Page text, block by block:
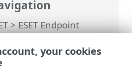
>ESET Endpoint
d'ESET Endpoint
assistance> Soumettre
système
your cookies